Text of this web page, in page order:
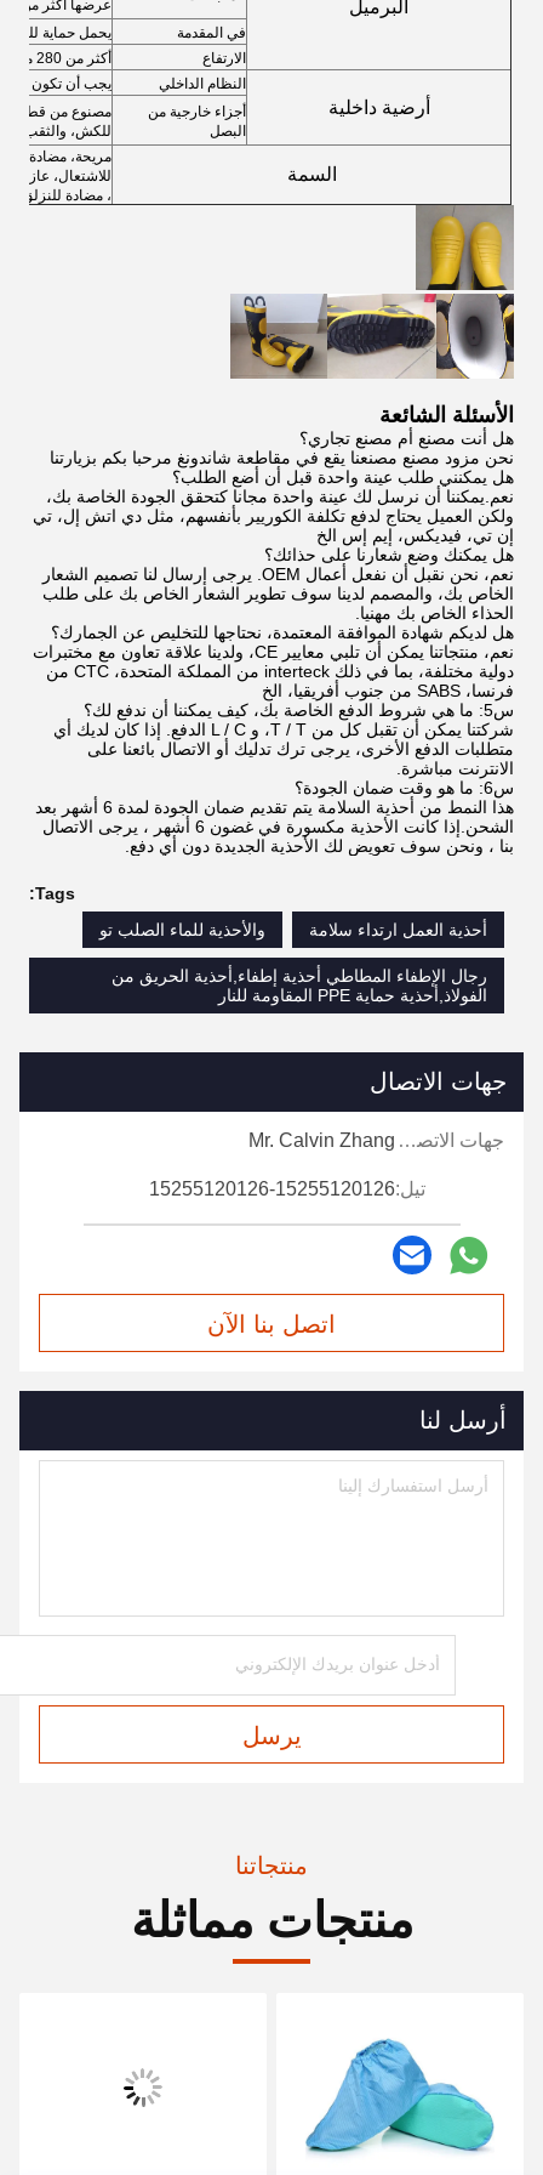
البرميل
عرضها أكثر من 60mm
في المقدمة
يحمل حماية
الارتفاع
أكثر من 280 ملم
أرضية داخلية
النظام الداخلي
يجب أن تكون
أجزاء خارجية من
البصل
مصنوع من قطعة
للكش، والثقب و
السمة
مريحة، مضادة
للاشتعال، عازلة
، مضادة للنزلق،
الأسئلة الشائعة
هل أنت مصنع أم مصنع تجاري؟
نحن مزود مصنع مصنعنا يقع في مقاطعة شاندونغ مرحبا بكم بزيارتنا
هل يمكنني طلب عينة واحدة قبل أن أضع الطلب؟
نعم.يمكننا أن نرسل لك عينة واحدة مجانا كتحقق الجودة الخاصة بك،
ولكن العميل يحتاج لدفع تكلفة الكوريير بأنفسهم، مثل دي اتش إل، تي
إن تي، فيديكس، إيم إس الخ
هل يمكنك وضع شعارنا على حذائك؟
نعم، نحن نقبل أن نفعل أعمال OEM. يرجى إرسال لنا تصميم الشعار
الخاص بك، والمصمم لدينا سوف تطوير الشعار الخاص بك على طلب
الحذاء الخاص بك مهنيا.
هل لديكم شهادة الموافقة المعتمدة، نحتاجها للتخليص عن الجمارك؟
نعم، منتجاتنا يمكن أن تلبي معايير CE، ولدينا علاقة تعاون مع مختبرات
دولية مختلفة، بما في ذلك interteck من المملكة المتحدة، CTC من
فرنسا، SABS من جنوب أفريقيا، الخ
س5: ما هي شروط الدفع الخاصة بك، كيف يمكننا أن ندفع لك؟
شركتنا يمكن أن تقبل كل من T / T، و L / C الدفع. إذا كان لديك أي
متطلبات الدفع الأخرى، يرجى ترك تدليك أو الاتصال بائعنا على
الانترنت مباشرة.
س6: ما هو وقت ضمان الجودة؟
هذا النمط من أحذية السلامة يتم تقديم ضمان الجودة لمدة 6 أشهر بعد
الشحن.إذا كانت الأحذية مكسورة في غضون 6 أشهر ، يرجى الاتصال
بنا ، ونحن سوف تعويض لك الأحذية الجديدة دون أي دفع.
Tags:
أحذية العمل ارتداء سلامة
والأحذية للماء الصلب تو
رجال الإطفاء المطاطي أحذية إطفاء,أحذية الحريق من
الفولاذ,أحذية حماية PPE المقاومة للنار
جهات الاتصال
جهات الاتصال: Mr. Calvin Zhang
تيل:15255120126-15255120126
اتصل بنا الآن
أرسل لنا
يرسل
منتجاتنا
منتجات مماثلة